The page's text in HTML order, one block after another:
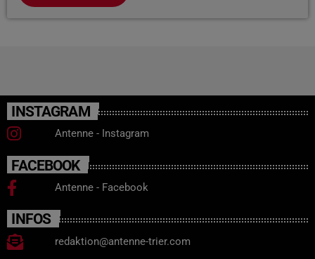
INSTAGRAM
Antenne - Instagram
FACEBOOK
Antenne - Facebook
INFOS
redaktion@antenne-trier.com